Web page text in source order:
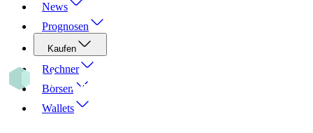
News
Prognosen
Kaufen
Rechner
Börsen
Wallets